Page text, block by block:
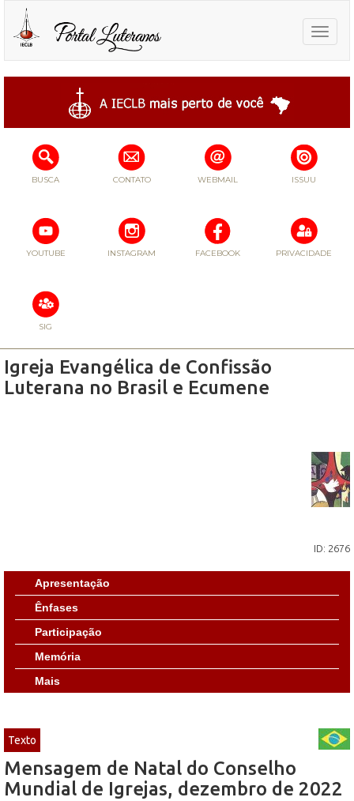
Toggle
BUSCA CONTATO WEBMAIL ISSUU
YOUTUBE INSTAGRAM FACEBOOK PRIVACIDADE
SIG
Igreja Evangélica de Confissão
Luterana no Brasil e Ecumene
ID: 2676
Apresentação
Ênfases
Participação
Memória
Mais
Texto
Mensagem de Natal do Conselho
Mundial de Igrejas, dezembro de 2022